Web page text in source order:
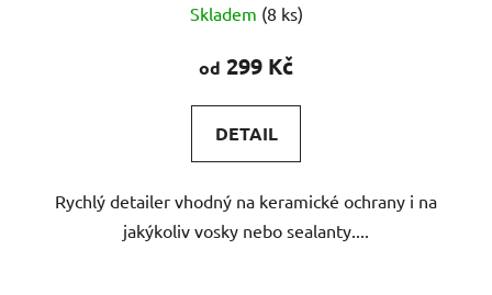
hodnocení
produktu
4,8
z
hvězdiček.
Skladem (8 ks)
od 299 Kč
DETAIL
Rychlý detailer vhodný na keramické ochrany i na
jakýkoliv vosky nebo sealanty....